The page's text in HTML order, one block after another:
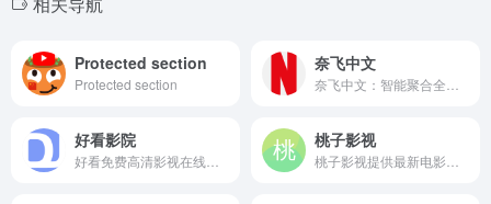
Protected section
Protected section
奈飞中文
好看影院 桃子影视